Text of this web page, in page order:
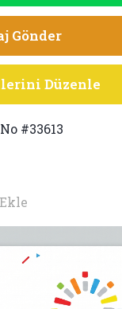
Gönder
Düzenle
#33613